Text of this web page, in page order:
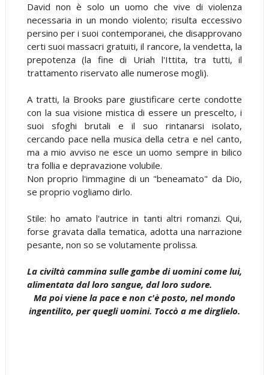
David non è solo un uomo che vive di violenza
necessaria in un mondo violento; risulta eccessivo
persino per i suoi contemporanei, che disapprovano
certi suoi massacri gratuiti, il rancore, la vendetta, la
prepotenza (la fine di Uriah l'Ittita, tra tutti, il
trattamento riservato alle numerose mogli).
A tratti, la Brooks pare giustificare certe condotte
con la sua visione mistica di essere un prescelto, i
suoi sfoghi brutali e il suo rintanarsi isolato,
cercando pace nella musica della cetra e nel canto,
ma a mio avviso ne esce un uomo sempre in bilico
tra follia e depravazione volubile.
Non proprio l'immagine di un "beneamato" da Dio,
se proprio vogliamo dirlo.
Stile: ho amato l'autrice in tanti altri romanzi. Qui,
forse gravata dalla tematica, adotta una narrazione
pesante, non so se volutamente prolissa.
La civiltà cammina sulle gambe di uomini come lui,
alimentata dal loro sangue, dal loro sudore.
Ma poi viene la pace e non c'è posto, nel mondo
ingentilito, per quegli uomini. Toccò a me dirglielo.